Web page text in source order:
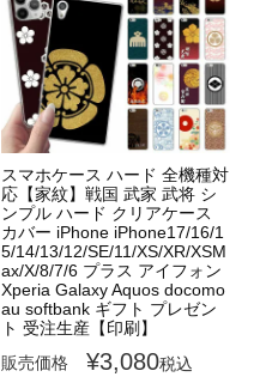
スマホケース ハード 全機種対
応【家紋】戦国 武家 武将 シ
ンプル ハード クリアケース
カバー iPhone iPhone17/16/1
5/14/13/12/SE/11/XS/XR/XSM
ax/X/8/7/6 プラス アイフォン
Xperia Galaxy Aquos docomo
au softbank ギフト プレゼン
ト 受注生産【印刷】
販売価格
¥3,080税込